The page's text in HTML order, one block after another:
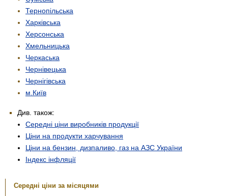
Тернопільська
Харківська
Херсонська
Хмельницька
Черкаська
Чернівецька
Чернігівська
м.Київ
Див. також:
Середні ціни виробників продукції
Ціни на продукти харчування
Ціни на бензин, дизпаливо, газ на АЗС України
Індекс інфляції
Середні ціни за місяцями